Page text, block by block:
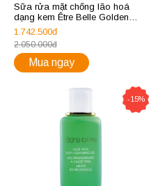
Sữa rửa mặt chống lão hoá
dạng kem Être Belle Golden
Skin Caviar Cleansing Cream
1.742.500đ
2.050.000đ
Mua ngay
-15%